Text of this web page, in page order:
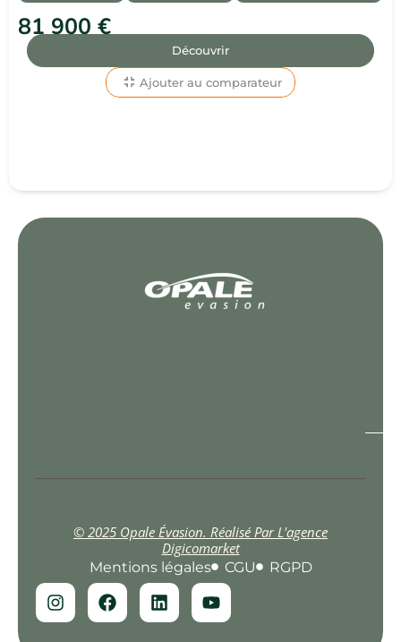
81 900 €
Découvrir
Ajouter au comparateur
© 2025 Opale Évasion. Réalisé Par L'agence
Digicomarket
Mentions légales CGU RGPD